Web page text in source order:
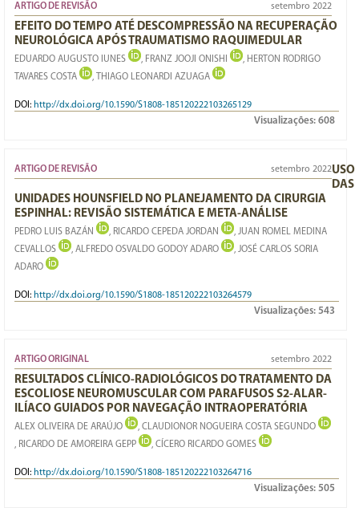
ARTIGO DE REVISÃO setembro 2022
EFEITO DO TEMPO ATÉ DESCOMPRESSÃO NA RECUPERAÇÃO
NEUROLÓGICA APÓS TRAUMATISMO RAQUIMEDULAR
EDUARDO AUGUSTO IUNES , FRANZ JOOJI ONISHI
, HERTON RODRIGO
TAVARES COSTA
, THIAGO LEONARDI AZUAGA
DOI: http://dx.doi.org/10.1590/S1808-185120222103265129
Visualizações: 608
ARTIGO DE REVISÃO setembro 2022USO
DAS
UNIDADES HOUNSFIELD NO PLANEJAMENTO DA CIRURGIA
ESPINHAL: REVISÃO SISTEMÁTICA E META-ANÁLISE
PEDRO LUIS BAZÁN , RICARDO CEPEDA JORDAN
, JUAN ROMEL MEDINA
CEVALLOS
, ALFREDO OSVALDO GODOY ADARO
, JOSÉ CARLOS SORIA
ADARO
DOI: http://dx.doi.org/10.1590/S1808-185120222103264579
Visualizações: 543
ARTIGO ORIGINAL setembro 2022
RESULTADOS CLÍNICO-RADIOLÓGICOS DO TRATAMENTO DA
ESCOLIOSE NEUROMUSCULAR COM PARAFUSOS S2-ALAR-
ILÍACO GUIADOS POR NAVEGAÇÃO INTRAOPERATÓRIA
ALEX OLIVEIRA DE ARAÚJO
, CLAUDIONOR NOGUEIRA COSTA SEGUNDO
, RICARDO DE AMOREIRA GEPP
, CÍCERO RICARDO GOMES
DOI: http://dx.doi.org/10.1590/S1808-185120222103264716
Visualizações: 505